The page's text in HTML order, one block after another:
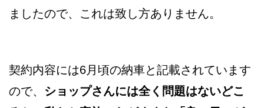
ましたので、これは致し方ありません。
契約内容には6月頃の納車と記載されています
ので、 ショップさんには全く問題はないどこ